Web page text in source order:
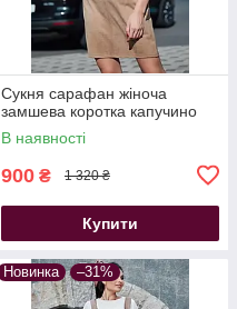
Сукня сарафан жіноча
замшева коротка капучино
В наявності
900 ₴ 1 320 ₴
Купити
Новинка –31%